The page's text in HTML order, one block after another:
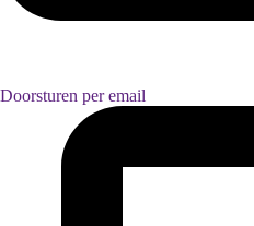
Doorsturen per email